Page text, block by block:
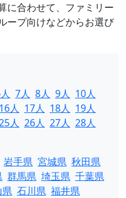
に合わせて、ファミリー
ープ向けなどからお選び
7人 8人 9人 10人
16人 17人 18人 19人
人 26人 27人 28人
岩手県 宮城県 秋田県
群馬県 埼玉県 千葉県
県 石川県 福井県